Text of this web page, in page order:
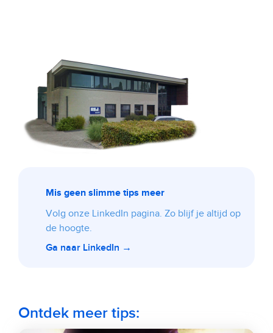
Mis geen slimme tips meer
Volg onze LinkedIn pagina. Zo blijf je altijd op
de hoogte.
Ga naar LinkedIn →
Ontdek meer tips: